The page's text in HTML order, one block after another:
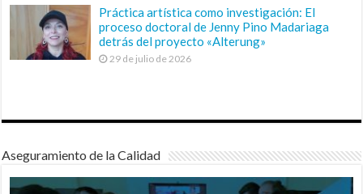
Práctica artística como investigación: El
proceso doctoral de Jenny Pino Madariaga
detrás del proyecto «Alterung»
29 de julio de 2026
Aseguramiento de la Calidad